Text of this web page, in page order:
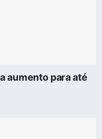
aumento para até